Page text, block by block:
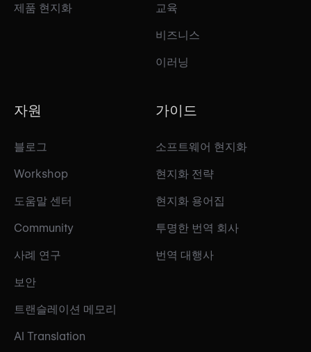
제품 현지화 교육
비즈니스
이러닝
자원
블로그
Workshop
도움말 센터
Community
사례 연구
보안
트랜슬레이션 메모리
AI Translation
가이드
소프트웨어 현지화
현지화 전략
현지화 용어집
투명한 번역 회사
번역 대행사